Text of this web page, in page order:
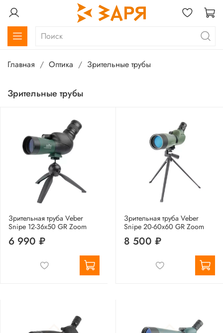
Главная Оптика Зрительные трубы
Зрительные трубы
Зрительная труба Veber
Snipe 12-36x50 GR Zoom
6 990 ₽
Зрительная труба Veber
Snipe 20-60x60 GR Zoom
8 500 ₽